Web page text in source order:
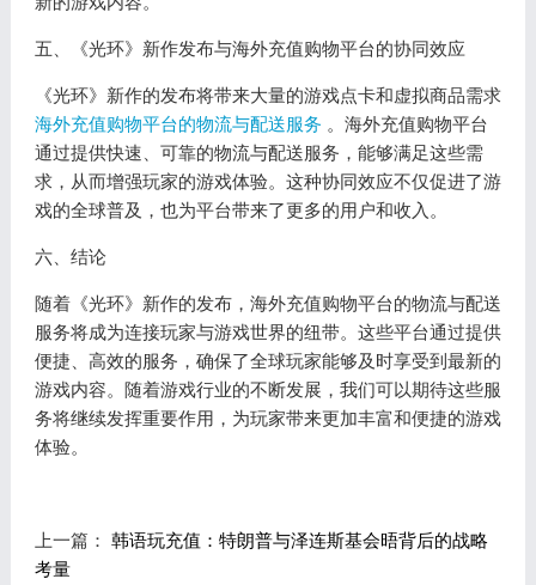
五、《光环》新作发布与海外充值购物平台的协同效应
《光环》新作的发布将带来大量的游戏点卡和虚拟商品需求
海外充值购物平台的物流与配送服务 。海外充值购物平台
通过提供快速、可靠的物流与配送服务，能够满足这些需
求，从而增强玩家的游戏体验。这种协同效应不仅促进了游
戏的全球普及，也为平台带来了更多的用户和收入。
六、结论
随着《光环》新作的发布，海外充值购物平台的物流与配送
服务将成为连接玩家与游戏世界的纽带。这些平台通过提供
便捷、高效的服务，确保了全球玩家能够及时享受到最新的
游戏内容。随着游戏行业的不断发展，我们可以期待这些服
务将继续发挥重要作用，为玩家带来更加丰富和便捷的游戏
体验。
上一篇： 韩语玩充值：特朗普与泽连斯基会晤背后的战略
考量